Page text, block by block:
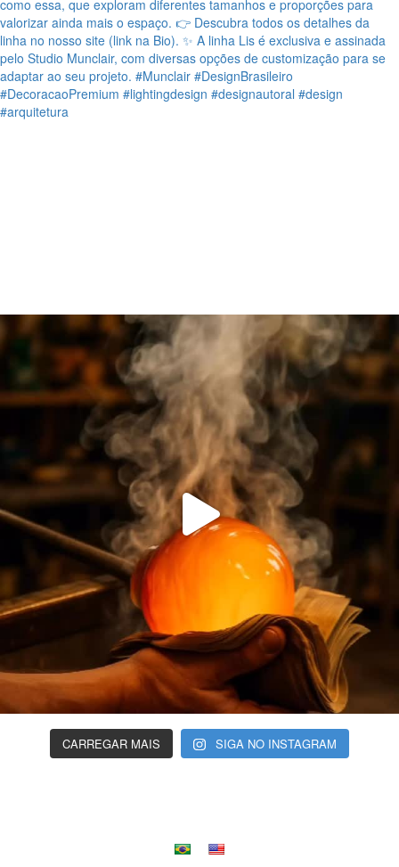
CARREGAR MAIS SIGA NO INSTAGRAM